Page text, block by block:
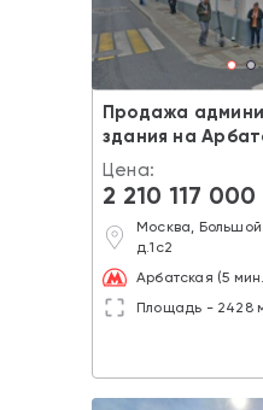
Продажа
здания на
Цена:
2 210 117 000
Москва, Большой
д.1с2
Арбатская (5
Площадь - 2428